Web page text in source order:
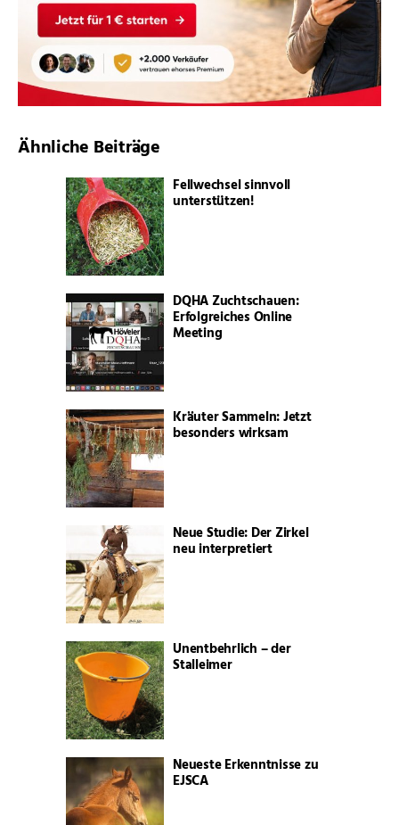
Ähnliche Beiträge
Fellwechsel sinnvoll
unterstützen!
DQHA Zuchtschauen:
Erfolgreiches Online
Meeting
Kräuter Sammeln: Jetzt
besonders wirksam
Neue Studie: Der Zirkel
neu interpretiert
Unentbehrlich – der
Stalleimer
Neueste Erkenntnisse zu
EJSCA